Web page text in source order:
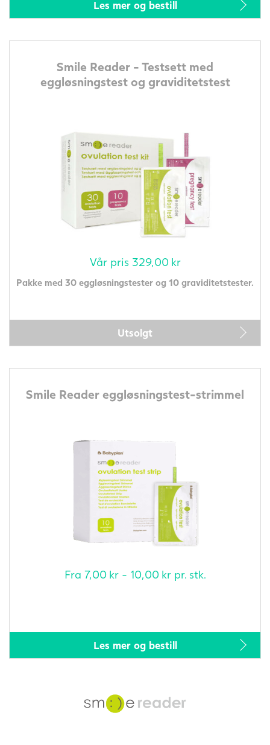
Les mer og bestill
Smile Reader - Testsett med
eggløsningstest og graviditetstest
Vår pris 329,00 kr
Pakke med 30 eggløsningstester og 10 graviditetstester.
Utsolgt
Smile Reader eggløsningstest-strimmel
Fra 7,00 kr- 10,00 krpr. stk.
Les mer og bestill